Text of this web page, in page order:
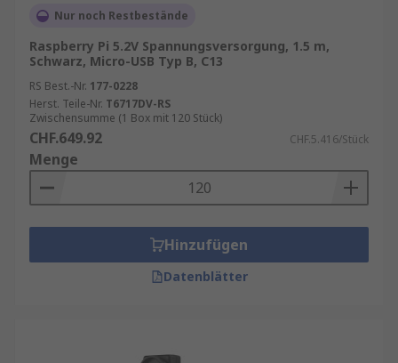
Nur noch Restbestände
Raspberry Pi 5.2V Spannungsversorgung, 1.5 m,
Schwarz, Micro-USB Typ B, C13
RS Best.-Nr. 177-0228
Herst. Teile-Nr. T6717DV-RS
Zwischensumme (1 Box mit 120 Stück)
CHF.649.92 CHF.5.416/Stück
Menge
Hinzufügen
Datenblätter